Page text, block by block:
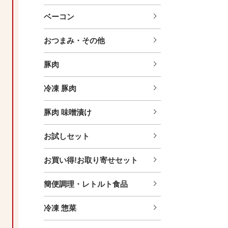
ベーコン
おつまみ・その他
豚肉
冷凍 豚肉
豚肉 味噌漬け
お試しセット
お買い得!お取り寄せセット
簡便調理・レトルト食品
冷凍 惣菜